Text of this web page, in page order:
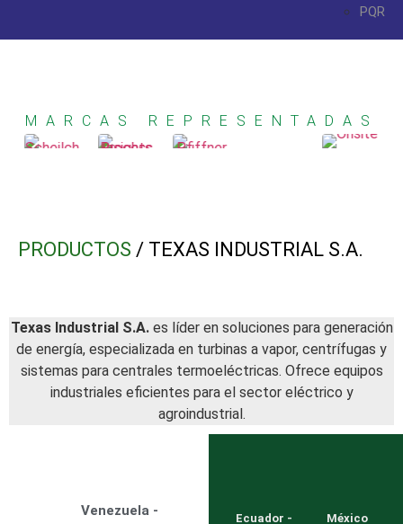
PQR
MARCAS REPRESENTADAS
PRODUCTOS / TEXAS INDUSTRIAL S.A.
Texas Industrial S.A.es líder en soluciones para generación
de energía, especializada en turbinas a vapor, centrífugas y
sistemas para centrales termoeléctricas. Ofrece equipos
industriales eficientes para el sector eléctrico y
agroindustrial.
Venezuela -
Ecuador -
México